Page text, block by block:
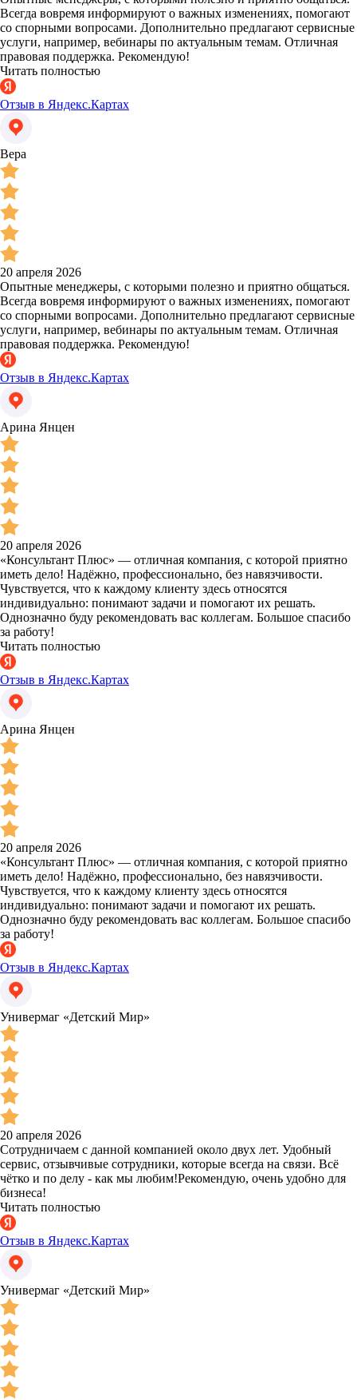
Всегда вовремя информируют о важных изменениях, помогают
со спорными вопросами. Дополнительно предлагают сервисные
услуги, например, вебинары по актуальным темам. Отличная
правовая поддержка. Рекомендую!
Читать полностью
Отзыв в Яндекс.Картах
Вера
20 апреля 2026
Опытные менеджеры, с которыми полезно и приятно общаться.
Всегда вовремя информируют о важных изменениях, помогают
со спорными вопросами. Дополнительно предлагают сервисные
услуги, например, вебинары по актуальным темам. Отличная
правовая поддержка. Рекомендую!
Отзыв в Яндекс.Картах
Арина Янцен
20 апреля 2026
«Консультант Плюс» — отличная компания, с которой приятно
иметь дело! Надёжно, профессионально, без навязчивости.
Чувствуется, что к каждому клиенту здесь относятся
индивидуально: понимают задачи и помогают их решать.
Однозначно буду рекомендовать вас коллегам. Большое спасибо
за работу!
Читать полностью
Отзыв в Яндекс.Картах
Арина Янцен
20 апреля 2026
«Консультант Плюс» — отличная компания, с которой приятно
иметь дело! Надёжно, профессионально, без навязчивости.
Чувствуется, что к каждому клиенту здесь относятся
индивидуально: понимают задачи и помогают их решать.
Однозначно буду рекомендовать вас коллегам. Большое спасибо
за работу!
Отзыв в Яндекс.Картах
Универмаг «Детский Мир»
20 апреля 2026
Сотрудничаем с данной компанией около двух лет. Удобный
сервис, отзывчивые сотрудники, которые всегда на связи. Всё
чётко и по делу - как мы любим!Рекомендую, очень удобно для
бизнеса!
Читать полностью
Отзыв в Яндекс.Картах
Универмаг «Детский Мир»